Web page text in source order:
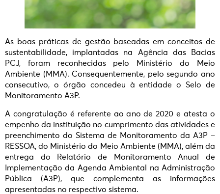
As boas práticas de gestão baseadas em conceitos de
sustentabilidade, implantadas na Agência das Bacias
PCJ, foram reconhecidas pelo Ministério do Meio
Ambiente (MMA). Consequentemente, pelo segundo ano
consecutivo, o órgão concedeu à entidade o Selo de
Monitoramento A3P.
A congratulação é referente ao ano de 2020 e atesta o
empenho da instituição no cumprimento das atividades e
preenchimento do Sistema de Monitoramento da A3P –
RESSOA, do Ministério do Meio Ambiente (MMA), além da
entrega do Relatório de Monitoramento Anual de
Implementação da Agenda Ambiental na Administração
Pública (A3P), que complementa as informações
apresentadas no respectivo sistema.